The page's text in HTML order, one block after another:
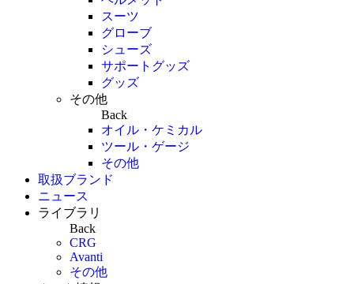
スーツ
グローブ
シューズ
サポートグッズ
グッズ
その他
Back
オイル・ケミカル
ツール・ゲージ
その他
取扱ブランド
ニュース
ライブラリ
Back
CRG
Avanti
その他